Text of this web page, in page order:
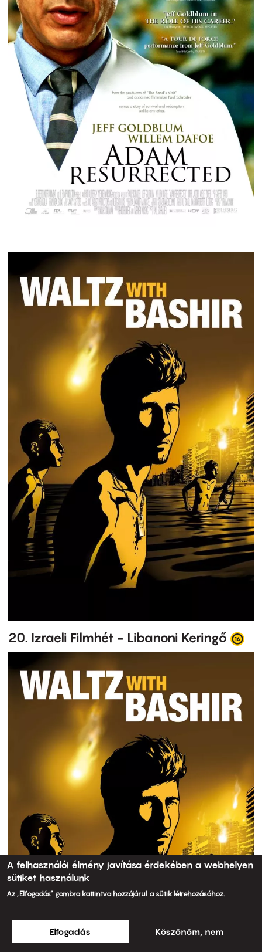
20. Izraeli Filmhét - Libanoni Keringő
A felhasználói élmény javítása érdekében a webhelyen
sütiket használunk
Az „Elfogadás” gombra kattintva hozzájárul a sütik létrehozásához.
Elfogadás Köszönöm, nem